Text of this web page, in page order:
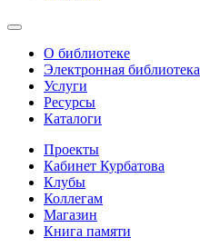
О библиотеке
Электронная библиотека
Услуги
Ресурсы
Каталоги
Проекты
Кабинет Курбатова
Клубы
Коллегам
Магазин
Книга памяти